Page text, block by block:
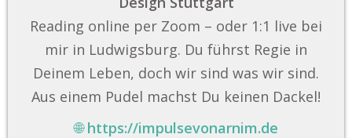
Reading online per Zoom – oder 1:1 live bei
mir in Ludwigsburg. Du führst Regie in
Deinem Leben, doch wir sind was wir sind.
Aus einem Pudel machst Du keinen Dackel!
🌐https://impulsevonarnim.de